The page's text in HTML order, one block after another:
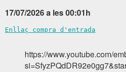
17/07/2026 a les 00:01h
Enllaç compra d'entrada
https://www.youtube.com/